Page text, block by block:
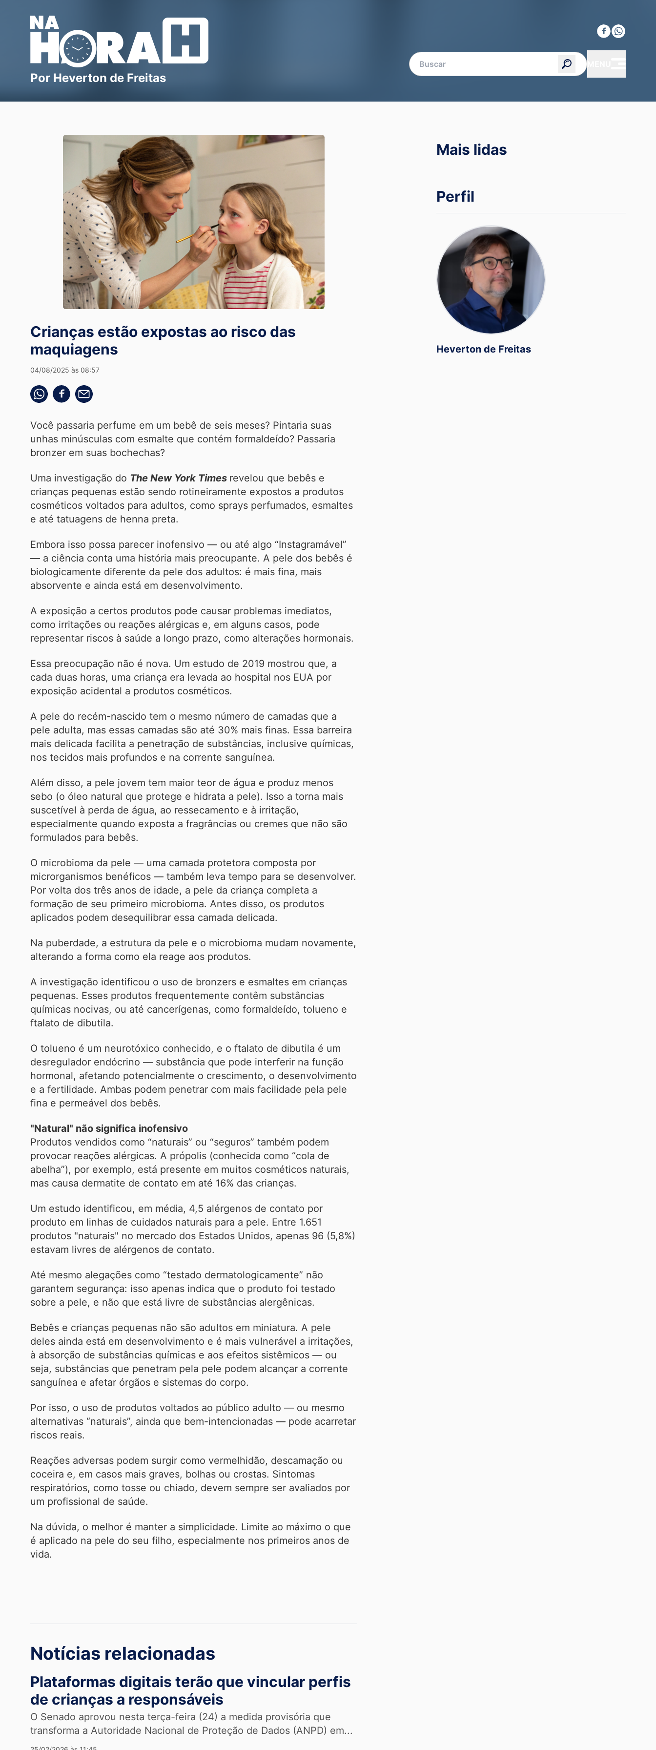
Blog Na Hora H
Por Heverton de Freitas
Crianças estão expostas ao risco das
maquiagens
04/08/2025 às 08:57
Compartilhe pelo whatsapp
Compartilhar no facebook
Compartilhe pelo email
Você passaria perfume em um bebê de seis meses? Pintaria suas
unhas minúsculas com esmalte que contém formaldeído? Passaria
bronzer em suas bochechas?
Uma investigação do The New York Times revelou que bebês e
crianças pequenas estão sendo rotineiramente expostos a produtos
cosméticos voltados para adultos, como sprays perfumados, esmaltes
e até tatuagens de henna preta.
Embora isso possa parecer inofensivo — ou até algo “Instagramável”
— a ciência conta uma história mais preocupante. A pele dos bebês é
biologicamente diferente da pele dos adultos: é mais fina, mais
absorvente e ainda está em desenvolvimento.
A exposição a certos produtos pode causar problemas imediatos,
como irritações ou reações alérgicas e, em alguns casos, pode
representar riscos à saúde a longo prazo, como alterações hormonais.
Essa preocupação não é nova. Um estudo de 2019 mostrou que, a
cada duas horas, uma criança era levada ao hospital nos EUA por
exposição acidental a produtos cosméticos.
A pele do recém-nascido tem o mesmo número de camadas que a
pele adulta, mas essas camadas são até 30% mais finas. Essa barreira
mais delicada facilita a penetração de substâncias, inclusive químicas,
nos tecidos mais profundos e na corrente sanguínea.
Além disso, a pele jovem tem maior teor de água e produz menos
sebo (o óleo natural que protege e hidrata a pele). Isso a torna mais
suscetível à perda de água, ao ressecamento e à irritação,
especialmente quando exposta a fragrâncias ou cremes que não são
formulados para bebês.
O microbioma da pele — uma camada protetora composta por
microrganismos benéficos — também leva tempo para se desenvolver.
Por volta dos três anos de idade, a pele da criança completa a
formação de seu primeiro microbioma. Antes disso, os produtos
aplicados podem desequilibrar essa camada delicada.
Na puberdade, a estrutura da pele e o microbioma mudam novamente,
alterando a forma como ela reage aos produtos.
A investigação identificou o uso de bronzers e esmaltes em crianças
pequenas. Esses produtos frequentemente contêm substâncias
químicas nocivas, ou até cancerígenas, como formaldeído, tolueno e
ftalato de dibutila.
O tolueno é um neurotóxico conhecido, e o ftalato de dibutila é um
desregulador endócrino — substância que pode interferir na função
hormonal, afetando potencialmente o crescimento, o desenvolvimento
e a fertilidade. Ambas podem penetrar com mais facilidade pela pele
fina e permeável dos bebês.
"Natural" não significa inofensivo
Produtos vendidos como “naturais” ou “seguros” também podem
provocar reações alérgicas. A própolis (conhecida como “cola de
abelha”), por exemplo, está presente em muitos cosméticos naturais,
mas causa dermatite de contato em até 16% das crianças.
Um estudo identificou, em média, 4,5 alérgenos de contato por
produto em linhas de cuidados naturais para a pele. Entre 1.651
produtos "naturais" no mercado dos Estados Unidos, apenas 96 (5,8%)
estavam livres de alérgenos de contato.
Até mesmo alegações como “testado dermatologicamente” não
garantem segurança: isso apenas indica que o produto foi testado
sobre a pele, e não que está livre de substâncias alergênicas.
Bebês e crianças pequenas não são adultos em miniatura. A pele
deles ainda está em desenvolvimento e é mais vulnerável a irritações,
à absorção de substâncias químicas e aos efeitos sistêmicos — ou
seja, substâncias que penetram pela pele podem alcançar a corrente
sanguínea e afetar órgãos e sistemas do corpo.
Por isso, o uso de produtos voltados ao público adulto — ou mesmo
alternativas “naturais”, ainda que bem-intencionadas — pode acarretar
riscos reais.
Reações adversas podem surgir como vermelhidão, descamação ou
coceira e, em casos mais graves, bolhas ou crostas. Sintomas
respiratórios, como tosse ou chiado, devem sempre ser avaliados por
um profissional de saúde.
Na dúvida, o melhor é manter a simplicidade. Limite ao máximo o que
é aplicado na pele do seu filho, especialmente nos primeiros anos de
vida.
Notícias relacionadas
Plataformas digitais terão que vincular perfis
de crianças a responsáveis
O Senado aprovou nesta terça-feira (24) a medida provisória que
transforma a Autoridade Nacional de Proteção de Dados (ANPD) em...
Mais lidas
Perfil
Heverton de Freitas